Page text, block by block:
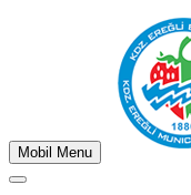
Mobil Menu